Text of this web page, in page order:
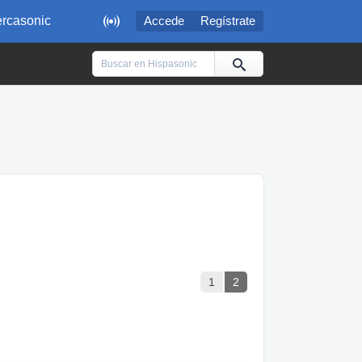
 Accede Regístrate
1 2